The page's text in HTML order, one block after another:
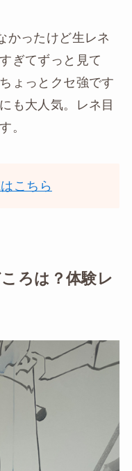
かったけど生レネ
ぎてずっと見て
ょっとクセ強です
も大人気。レネ目
。
こちら
ろは？体験レ